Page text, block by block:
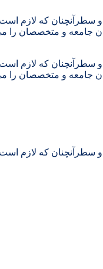
و سطرآنچنان که لازم
جامعه و متخصصان را می
و سطرآنچنان که لازم
جامعه و متخصصان را می
و سطرآنچنان که لازم